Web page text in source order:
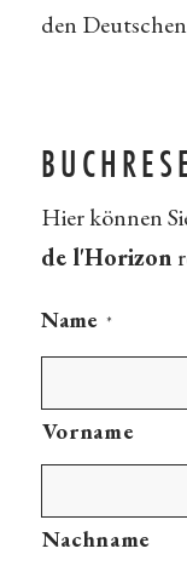
den
Hier können
de l'Horizon
Name *
Vorname
Nachname